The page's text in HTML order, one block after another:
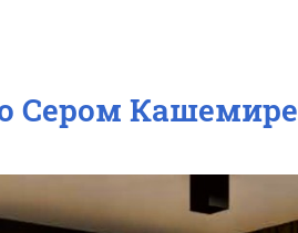
Сером Кашемире